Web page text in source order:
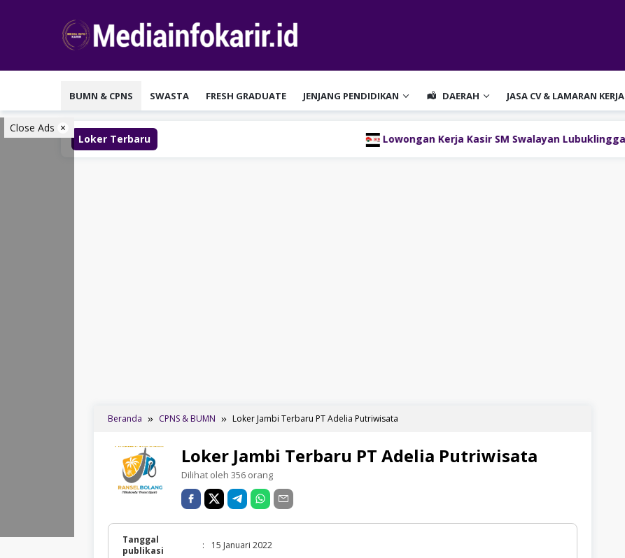
BUMN & CPNS SWASTA FRESH GRADUATE JENJANG PENDIDIKAN DAERAH JASA CV & LAMARAN KERJA
Close Ads
Loker Terbaru Lowongan Kerja Kasir SM Swalayan Lubuklinggau (SM Group)
Beranda CPNS & BUMN Loker Jambi Terbaru PT Adelia Putriwisata
Loker Jambi Terbaru PT Adelia Putriwisata
Dilihat oleh 356 orang
Tanggal
publikasi
: 15 Januari 2022